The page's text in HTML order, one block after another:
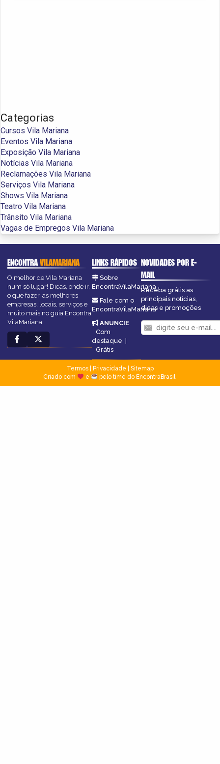
Categorias
Cursos Vila Mariana
Eventos Vila Mariana
Exposição Vila Mariana
Notícias Vila Mariana
Reclamações Vila Mariana
Serviços Vila Mariana
Shows Vila Mariana
Teatro Vila Mariana
Trânsito Vila Mariana
Vagas de Empregos Vila Mariana
ENCONTRAVILAMARIANA
O melhor de Vila Mariana
num só lugar! Dicas, onde ir,
o que fazer, as melhores
empresas, locais, serviços e
muito mais no guia Encontra
VilaMariana.
LINKS RÁPIDOS
Sobre
EncontraVilaMariana
Fale com o
EncontraVilaMariana
ANUNCIE:
Com
destaque |
Grátis
NOVIDADES POR E-
MAIL
Receba grátis as
principais notícias,
dicas e promoções
Termos| Privacidade
Sitemap
Criado com
e pelo time do EncontraBrasil